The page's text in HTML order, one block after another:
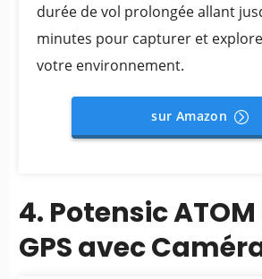
durée de vol prolongée allant
minutes pour capturer et
votre environnement.
sur Amazon
4. Potensic ATOM
GPS avec